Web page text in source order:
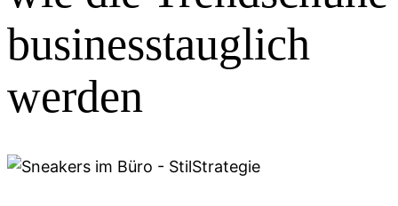
businesstauglich
werden